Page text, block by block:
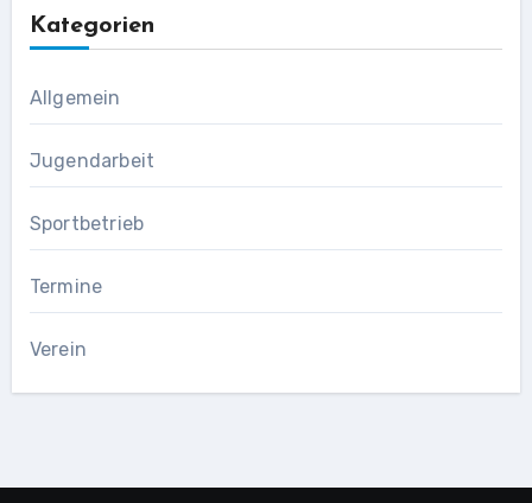
Kategorien
Allgemein
Jugendarbeit
Sportbetrieb
Termine
Verein